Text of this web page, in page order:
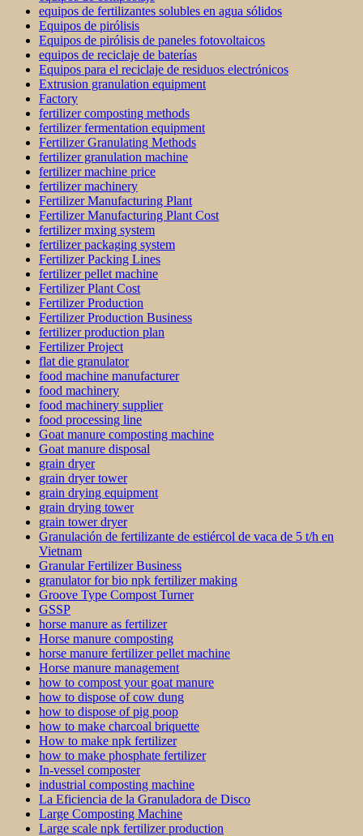
equipos de fertilizantes solubles en agua sólidos
Equipos de pirólisis
Equipos de pirólisis de paneles fotovoltaicos
equipos de reciclaje de baterías
Equipos para el reciclaje de residuos electrónicos
Extrusion granulation equipment
Factory
fertilizer composting methods
fertilizer fermentation equipment
Fertilizer Granulating Methods
fertilizer granulation machine
fertilizer machine price
fertilizer machinery
Fertilizer Manufacturing Plant
Fertilizer Manufacturing Plant Cost
fertilizer mxing system
fertilizer packaging system
Fertilizer Packing Lines
fertilizer pellet machine
Fertilizer Plant Cost
Fertilizer Production
Fertilizer Production Business
fertilizer production plan
Fertilizer Project
flat die granulator
food machine manufacturer
food machinery
food machinery supplier
food processing line
Goat manure composting machine
Goat manure disposal
grain dryer
grain dryer tower
grain drying equipment
grain drying tower
grain tower dryer
Granulación de fertilizante de estiércol de vaca de 5 t/h en
Vietnam
Granular Fertilizer Business
granulator for bio npk fertilizer making
Groove Type Compost Turner
GSSP
horse manure as fertilizer
Horse manure composting
horse manure fertilizer pellet machine
Horse manure management
how to compost your goat manure
how to dispose of cow dung
how to dispose of pig poop
how to make charcoal briquette
How to make npk fertilizer
how to make phosphate fertilizer
In-vessel composter
industrial composting machine
La Eficiencia de la Granuladora de Disco
Large Composting Machine
Large scale npk fertilizer production